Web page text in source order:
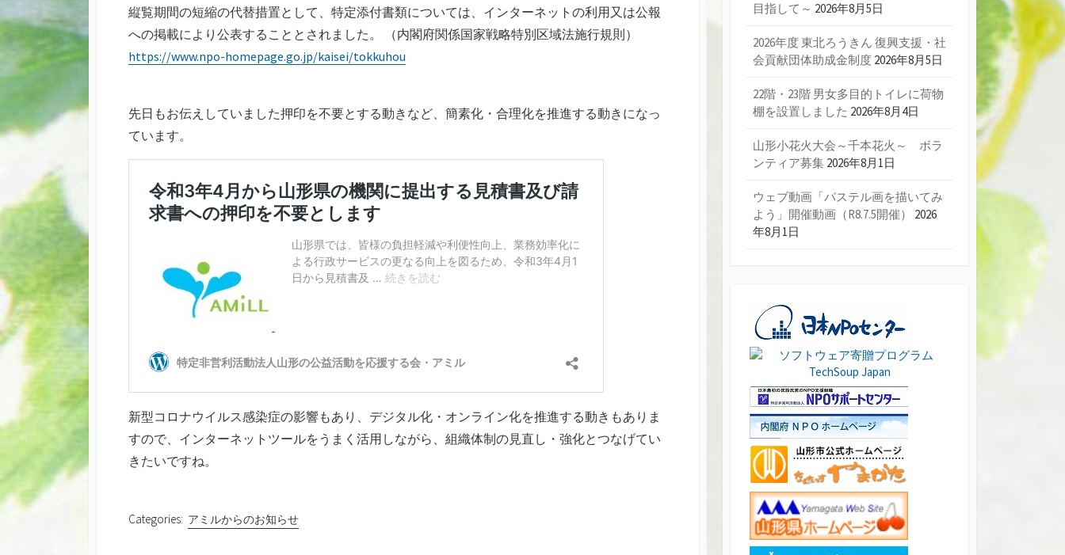
縦覧期間の短縮の代替措置として、特定添付書類については、インターネットの利用又は公報
への掲載により公表することとされました。 （内閣府関係国家戦略特別区域法施行規則）
https://www.npo-homepage.go.jp/kaisei/tokkuhou
先日もお伝えしていました押印を不要とする動きなど、簡素化・合理化を推進する動きになっ
ています。
新型コロナウイルス感染症の影響もあり、デジタル化・オンライン化を推進する動きもありま
すので、インターネットツールをうまく活用しながら、組織体制の見直し・強化とつなげてい
きたいですね。
Categories: アミルからのお知らせ
目指して～ 2026年8月5日
2026年度 東北ろうきん 復興支援・社
会貢献団体助成金制度 2026年8月5日
22階・23階 男女多目的トイレに荷物
棚を設置しました 2026年8月4日
山形小花火大会～千本花火～ ボラ
ンティア募集 2026年8月1日
ウェブ動画「パステル画を描いてみ
よう」開催動画（R8.7.5開催）
2026
年8月1日